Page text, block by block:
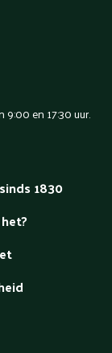
en 17:30 uur.
1830